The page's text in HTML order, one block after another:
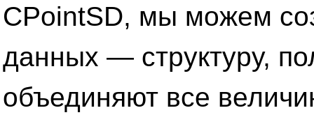
CPointSD, мы можем
данных — структуру,
объединяют все